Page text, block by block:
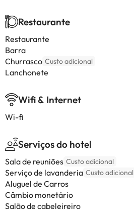
Restaurante
Restaurante
Barra
Churrasco Custo adicional
Lanchonete
Wifi & Internet
Wi-fi
Serviços do hotel
Sala de reuniões Custo adicional
Serviço de lavanderia Custo adicional
Aluguel de Carros
Câmbio monetário
Salão de cabeleireiro